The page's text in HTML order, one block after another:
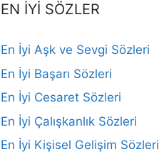
EN İYİ SÖZLER
En İyi Aşk ve Sevgi Sözleri
En İyi Başarı Sözleri
En İyi Cesaret Sözleri
En İyi Çalışkanlık Sözleri
En İyi Kişisel Gelişim Sözleri